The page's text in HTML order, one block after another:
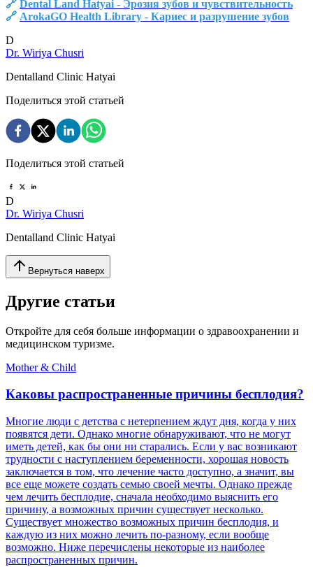
🔗 Dental Land Hatyai - Эрозия зубов и чувствительность
🔗 ArokaGO Health Library - Кариес и разрушение зубов
D
Dr. Wiriya Chusri
Dentalland Clinic Hatyai
Поделиться этой статьей
Поделиться этой статьей
D
Dr. Wiriya Chusri
Dentalland Clinic Hatyai
Вернуться наверх
Другие статьи
Откройте для себя больше информации о здравоохранении и
медицинском туризме.
Mother & Child
Каковы распространенные причины бесплодия?
Многие люди с детства с нетерпением ждут дня, когда у них
появятся дети. Однако многие обнаруживают, что не могут
иметь детей, как бы они ни старались. Если у вас возникают
трудности с наступлением беременности, хорошая новость
заключается в том, что лечение часто доступно, а значит, вы
все еще можете создать семью своей мечты. Однако прежде
чем лечить бесплодие, сначала необходимо выяснить его
причину, а возможных причин существует несколько.
Существует множество возможных причин бесплодия, и
каждую из них можно лечить по-разному, если вообще
возможно. Ниже перечислены некоторые из наиболее
распространенных причин.